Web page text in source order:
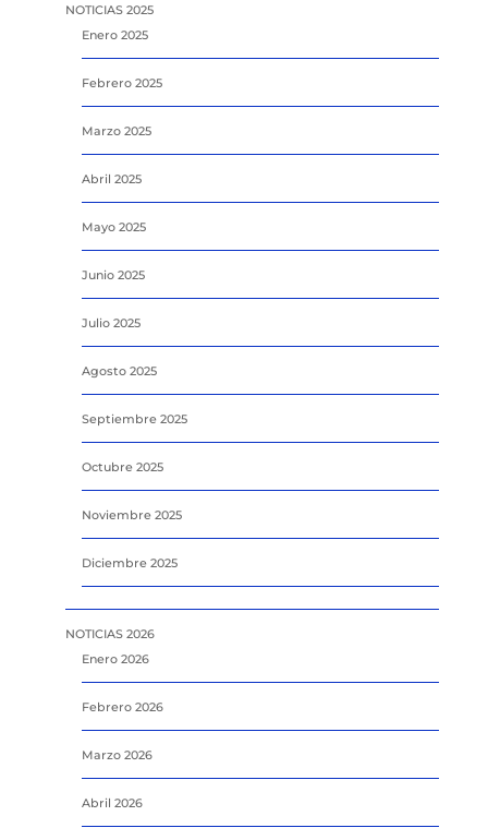
NOTICIAS 2025
Enero 2025
Febrero 2025
Marzo 2025
Abril 2025
Mayo 2025
Junio 2025
Julio 2025
Agosto 2025
Septiembre 2025
Octubre 2025
Noviembre 2025
Diciembre 2025
NOTICIAS 2026
Enero 2026
Febrero 2026
Marzo 2026
Abril 2026